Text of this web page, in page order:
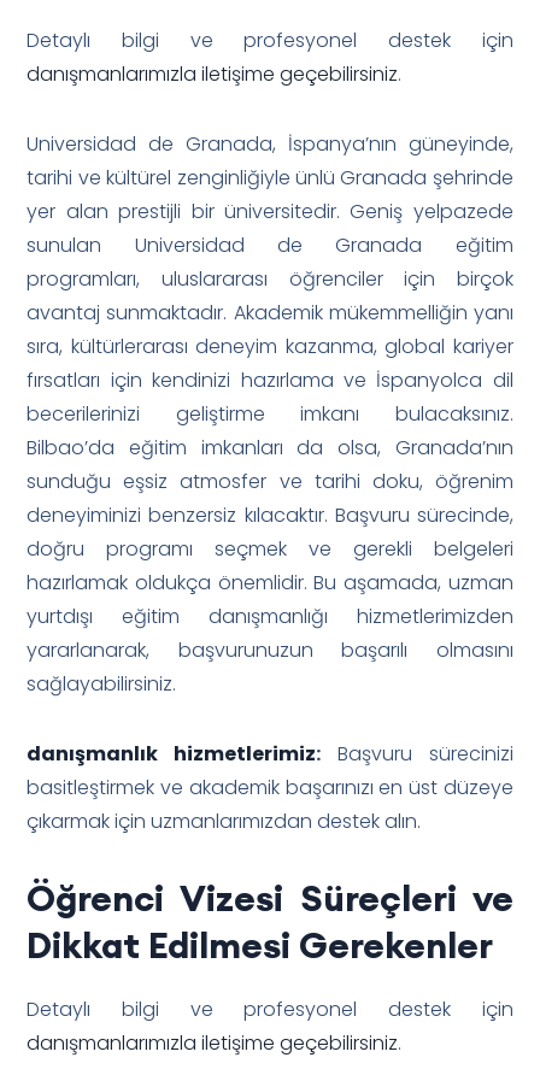
Detaylı bilgi ve profesyonel destek için
danışmanlarımızla iletişime geçebilirsiniz.
Universidad de Granada, İspanya’nın güneyinde,
tarihi ve kültürel zenginliğiyle ünlü Granada şehrinde
yer alan prestijli bir üniversitedir. Geniş yelpazede
sunulan Universidad de Granada eğitim
programları, uluslararası öğrenciler için birçok
avantaj sunmaktadır. Akademik mükemmelliğin yanı
sıra, kültürlerarası deneyim kazanma, global kariyer
fırsatları için kendinizi hazırlama ve İspanyolca dil
becerilerinizi geliştirme imkanı bulacaksınız.
Bilbao’da eğitim imkanları da olsa, Granada’nın
sunduğu eşsiz atmosfer ve tarihi doku, öğrenim
deneyiminizi benzersiz kılacaktır. Başvuru sürecinde,
doğru programı seçmek ve gerekli belgeleri
hazırlamak oldukça önemlidir. Bu aşamada, uzman
yurtdışı eğitim danışmanlığı hizmetlerimizden
yararlanarak, başvurunuzun başarılı olmasını
sağlayabilirsiniz.
danışmanlık hizmetlerimiz: Başvuru sürecinizi
basitleştirmek ve akademik başarınızı en üst düzeye
çıkarmak için uzmanlarımızdan destek alın.
Öğrenci Vizesi Süreçleri ve
Dikkat Edilmesi Gerekenler
Detaylı bilgi ve profesyonel destek için
danışmanlarımızla iletişime geçebilirsiniz.